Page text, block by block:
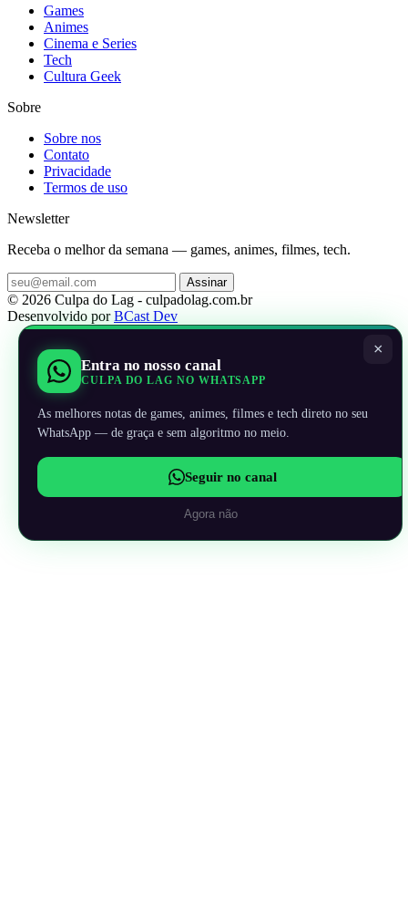
Games
Animes
Cinema e Series
Tech
Cultura Geek
Sobre
Sobre nos
Contato
Privacidade
Termos de uso
Newsletter
Receba o melhor da semana — games, animes, filmes, tech.
Assinar
© 2026 Culpa do Lag - culpadolag.com.br
Desenvolvido porBCast Dev
×
Entra no nosso canal
CULPA DO LAG NO WHATSAPP
As melhores notas de games, animes, filmes e tech direto no seu
WhatsApp — de graça e sem algoritmo no meio.
Seguir no canal
Agora não